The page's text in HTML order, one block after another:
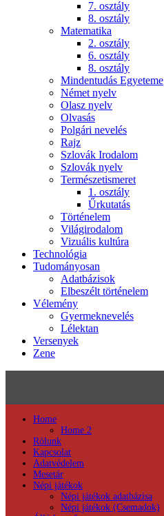
7. osztály
8. osztály
Matematika
2. osztály
6. osztály
8. osztály
Mindentudás Egyeteme
Német nyelv
Olasz nyelv
Olvasás
Polgári nevelés
Rajz
Szlovák Irodalom
Szlovák nyelv
Természetismeret
1. osztály
Űrkutatás
Történelem
Világirodalom
Vizuális kultúra
Technológia
Tudományosan
Adatbázisok
Elbeszélt történelem
Vélemény
Gyermeknevelés
Lélektan
Versenyek
Zene
Home
Home 2
Rólunk
Kapcsolat
Adatvédelem
Mesetár
Népi játékok
Népi játékok adatbázisa
Népi játékok (Csemadok)